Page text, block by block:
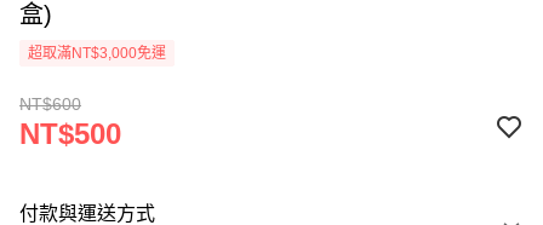
盒)
超取滿NT$3,000免運
NT$600
NT$500
付款與運送方式